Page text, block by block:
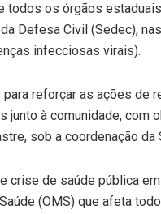
todos os órgãos
Defesa Civil (Sedec),
infecciosas virais).
reforçar as ações de
junto à comunidade, com
sob a coordenação da
de saúde pública
(OMS) que afeta